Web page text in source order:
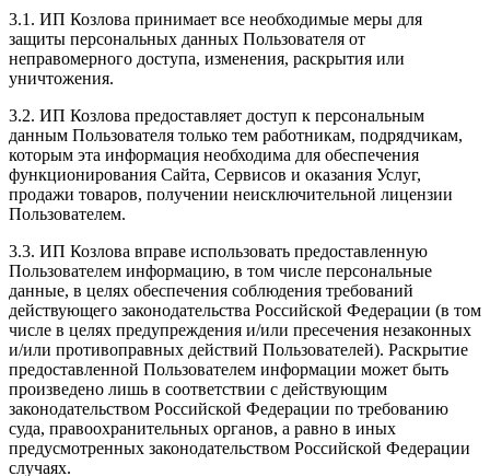
3.1. ИП Козлова принимает все необходимые меры для
защиты персональных данных Пользователя от
неправомерного доступа, изменения, раскрытия или
уничтожения.
3.2. ИП Козлова предоставляет доступ к персональным
данным Пользователя только тем работникам, подрядчикам,
которым эта информация необходима для обеспечения
функционирования Сайта, Сервисов и оказания Услуг,
продажи товаров, получении неисключительной лицензии
Пользователем.
3.3. ИП Козлова вправе использовать предоставленную
Пользователем информацию, в том числе персональные
данные, в целях обеспечения соблюдения требований
действующего законодательства Российской Федерации (в том
числе в целях предупреждения и/или пресечения незаконных
и/или противоправных действий Пользователей). Раскрытие
предоставленной Пользователем информации может быть
произведено лишь в соответствии с действующим
законодательством Российской Федерации по требованию
суда, правоохранительных органов, а равно в иных
предусмотренных законодательством Российской Федерации
случаях.